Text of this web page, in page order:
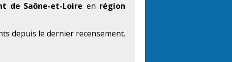
de Saône-et-Loire en région
depuis le dernier recensement.